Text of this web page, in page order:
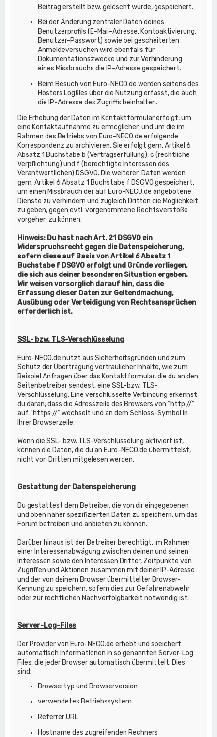
Beitrag erstellt bzw. gelöscht wurde, gespeichert.
Bei der Änderung zentraler Daten deines
Benutzerprofils (E-Mail-Adresse, Kontoaktivierung,
Benutzer-Passwort) sowie bei gescheiterten
Anmeldeversuchen wird ebenfalls für
Dokumentationszwecke und zur Verhinderung
eines Missbrauchs die IP-Adresse gespeichert.
Beim Besuch von Euro-NECO.de werden seitens des
Hosters Logfiles über die Nutzung erfasst, die auch
die IP-Adresse des Zugriffs beinhalten.
Die Erhebung der Daten im Kontaktformular erfolgt, um
eine Kontaktaufnahme zu ermöglichen und um die im
Rahmen des Betriebs von Euro-NECO.de erfolgende
Korrespondenz zu archivieren. Sie erfolgt gem. Artikel 6
Absatz 1 Buchstabe b (Vertragserfüllung), c (rechtliche
Verpflichtung) und f (berechtigte Interessen des
Verantwortlichen) DSGVO. Die weiteren Daten werden
gem. Artikel 6 Absatz 1 Buchstabe f DSGVO gespeichert,
um einen Missbrauch der auf Euro-NECO.de angebotene
Dienste zu verhindern und zugleich Dritten die Möglichkeit
zu geben, gegen evtl. vorgenommene Rechtsverstöße
vorgehen zu können.
Hinweis: Du hast nach Art. 21 DSGVO ein
Widerspruchsrecht gegen die Datenspeicherung,
sofern diese auf Basis von Artikel 6 Absatz 1
Buchstabe f DSGVO erfolgt und Gründe vorliegen,
die sich aus deiner besonderen Situation ergeben.
Wir weisen vorsorglich darauf hin, dass die
Erfassung dieser Daten zur Geltendmachung,
Ausübung oder Verteidigung von Rechtsansprüchen
erforderlich ist.
SSL- bzw. TLS-Verschlüsselung
Euro-NECO.de nutzt aus Sicherheitsgründen und zum
Schutz der Übertragung vertraulicher Inhalte, wie zum
Beispiel Anfragen über das Kontaktformular, die du an den
Seitenbetreiber sendest, eine SSL-bzw. TLS-
Verschlüsselung. Eine verschlüsselte Verbindung erkennst
du daran, dass die Adresszeile des Browsers von “http://”
auf “https://” wechselt und an dem Schloss-Symbol in
Ihrer Browserzeile.
Wenn die SSL- bzw. TLS-Verschlüsselung aktiviert ist,
können die Daten, die du an Euro-NECO.de übermittelst,
nicht von Dritten mitgelesen werden.
Gestattung der Datenspeicherung
Du gestattest dem Betreiber, die von dir eingegebenen
und oben näher spezifizierten Daten zu speichern, um das
Forum betreiben und anbieten zu können.
Darüber hinaus ist der Betreiber berechtigt, im Rahmen
einer Interessenabwägung zwischen deinen und seinen
Interessen sowie den Interessen Dritter, Zeitpunkte von
Zugriffen und Aktionen zusammen mit deiner IP-Adresse
und der von deinem Browser übermittelter Browser-
Kennung zu speichern, sofern dies zur Gefahrenabwehr
oder zur rechtlichen Nachverfolgbarkeit notwendig ist.
Server-Log-Files
Der Provider von Euro-NECO.de erhebt und speichert
automatisch Informationen in so genannten Server-Log
Files, die jeder Browser automatisch übermittelt. Dies
sind:
Browsertyp und Browserversion
verwendetes Betriebssystem
Referrer URL
Hostname des zugreifenden Rechners